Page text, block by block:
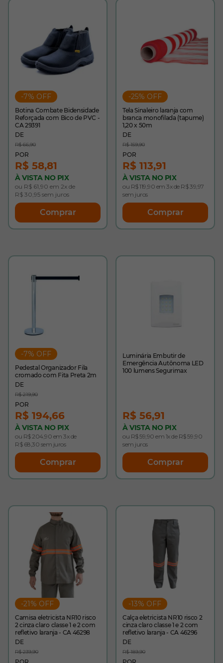
-7% OFF
Botina Combate Bidensidade
Reforçada com Bico de PVC -
CA 29391
R$ 66,90
R$ 58,81
À VISTA NO PIX
ou R$ 61,90 em 2x de
R$ 30,95 sem juros
Comprar
-25% OFF
Tela Sinaleiro laranja com
branca monofilada (tapume)
1,20 x 50m
R$ 159,90
R$ 113,91
À VISTA NO PIX
ou R$ 119,90 em 3x de R$ 39,97
sem juros
Comprar
-7% OFF
Pedestal Organizador Fila
cromado com Fita Preta 2m
R$ 219,90
R$ 194,66
À VISTA NO PIX
ou R$ 204,90 em 3x de
R$ 68,30 sem juros
Comprar
Luminária Embutir de
Emergência Autônoma LED
100 lumens Segurimax
R$ 56,91
À VISTA NO PIX
ou R$ 59,90 em 1x de R$ 59,90
sem juros
Comprar
-21% OFF
Camisa eletricista NR10 risco
2 cinza claro classe 1 e 2 com
refletivo laranja - CA 46298
R$ 239,90
-13% OFF
Calça eletricista NR10 risco 2
cinza claro classe 1 e 2 com
refletivo laranja - CA 46296
R$ 189,90